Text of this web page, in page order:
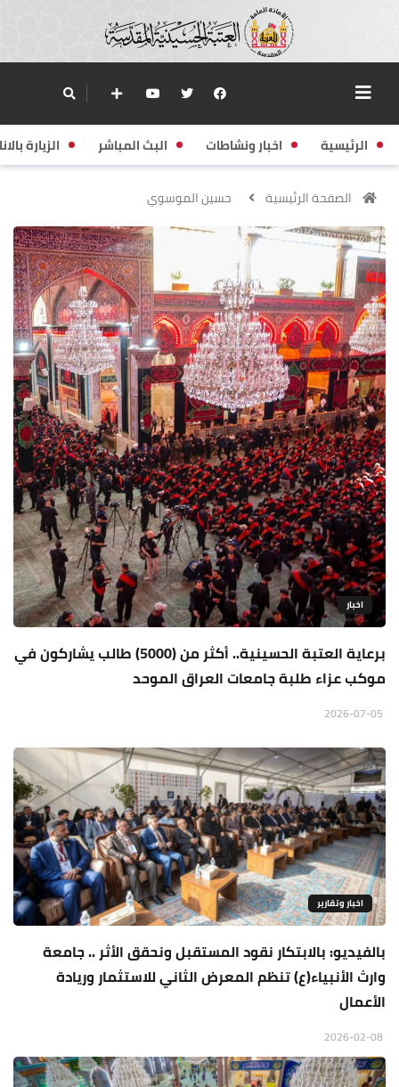
الرئيسية اخبار ونشاطات البث المباشر الزيارة
الصفحة الرئيسية حسين الموسوي
اخبار
برعاية العتبة الحسينية.. أكثر من (5000) طالب يشاركون في
موكب عزاء طلبة جامعات العراق الموحد
اخبار وتقارير
بالفيديو: بالابتكار نقود المستقبل ونحقق الأثر .. جامعة
وارث الأنبياء(ع) تنظم المعرض الثاني للاستثمار وريادة
الأعمال